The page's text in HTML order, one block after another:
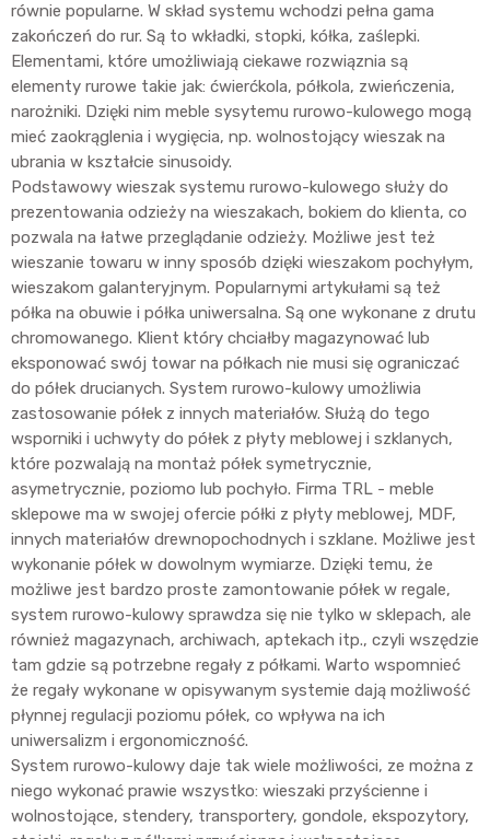
równie popularne. W skład systemu wchodzi pełna gama
zakończeń do rur. Są to wkładki, stopki, kółka, zaślepki.
Elementami, które umożliwiają ciekawe rozwiąznia są
elementy rurowe takie jak: ćwierćkola, półkola, zwieńczenia,
narożniki. Dzięki nim meble sysytemu rurowo-kulowego mogą
mieć zaokrąglenia i wygięcia, np. wolnostojący wieszak na
ubrania w kształcie sinusoidy.
Podstawowy wieszak systemu rurowo-kulowego służy do
prezentowania odzieży na wieszakach, bokiem do klienta, co
pozwala na łatwe przeglądanie odzieży. Możliwe jest też
wieszanie towaru w inny sposób dzięki wieszakom pochyłym,
wieszakom galanteryjnym. Popularnymi artykułami są też
półka na obuwie i półka uniwersalna. Są one wykonane z drutu
chromowanego. Klient który chciałby magazynować lub
eksponować swój towar na półkach nie musi się ograniczać
do półek drucianych. System rurowo-kulowy umożliwia
zastosowanie półek z innych materiałów. Służą do tego
wsporniki i uchwyty do półek z płyty meblowej i szklanych,
które pozwalają na montaż półek symetrycznie,
asymetrycznie, poziomo lub pochyło. Firma TRL - meble
sklepowe ma w swojej ofercie półki z płyty meblowej, MDF,
innych materiałów drewnopochodnych i szklane. Możliwe jest
wykonanie półek w dowolnym wymiarze. Dzięki temu, że
możliwe jest bardzo proste zamontowanie półek w regale,
system rurowo-kulowy sprawdza się nie tylko w sklepach, ale
również magazynach, archiwach, aptekach itp., czyli wszędzie
tam gdzie są potrzebne regały z półkami. Warto wspomnieć
że regały wykonane w opisywanym systemie dają możliwość
płynnej regulacji poziomu półek, co wpływa na ich
uniwersalizm i ergonomiczność.
System rurowo-kulowy daje tak wiele możliwości, ze można z
niego wykonać prawie wszystko: wieszaki przyścienne i
wolnostojące, stendery, transportery, gondole, ekspozytory,